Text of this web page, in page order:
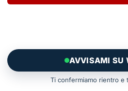
AVVISAMI SU
Ti confermiamo rientro e